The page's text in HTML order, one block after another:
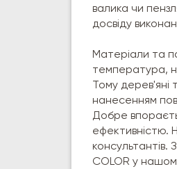
валика чи
досвіду
Матеріали та
температура,
Тому дерев'яні
нанесенням
Добре
ефективністю.
консультантів.
COLOR у